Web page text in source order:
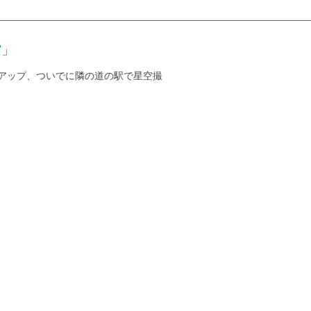
ップ、ついでに隣の道の駅で星空撮